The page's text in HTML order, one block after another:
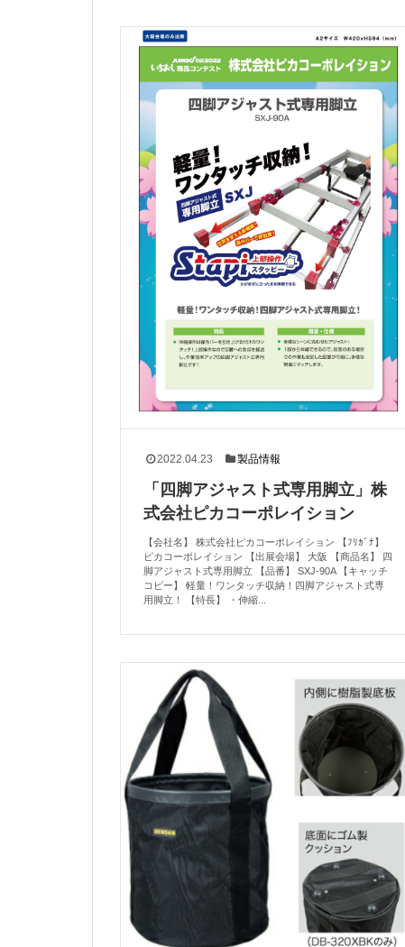
2022.04.23 製品情報
「四脚アジャスト式専用脚立」株
式会社ピカコーポレイション
【会社名】 株式会社ピカコーポレイション 【ﾌﾘｶﾞﾅ】
ピカコーポレイション 【出展会場】 大阪 【商品名】 四
脚アジャスト式専用脚立 【品番】 SXJ-90A 【キャッチ
コピー】 軽量！ワンタッチ収納！四脚アジャスト式専
用脚立！ 【特長】 ・伸縮...